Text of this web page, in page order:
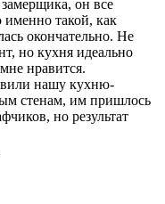
он все
такой, как
окончательно. Не
но кухня идеально
нравится.
нашу кухню-
стенам, им пришлось
но результат